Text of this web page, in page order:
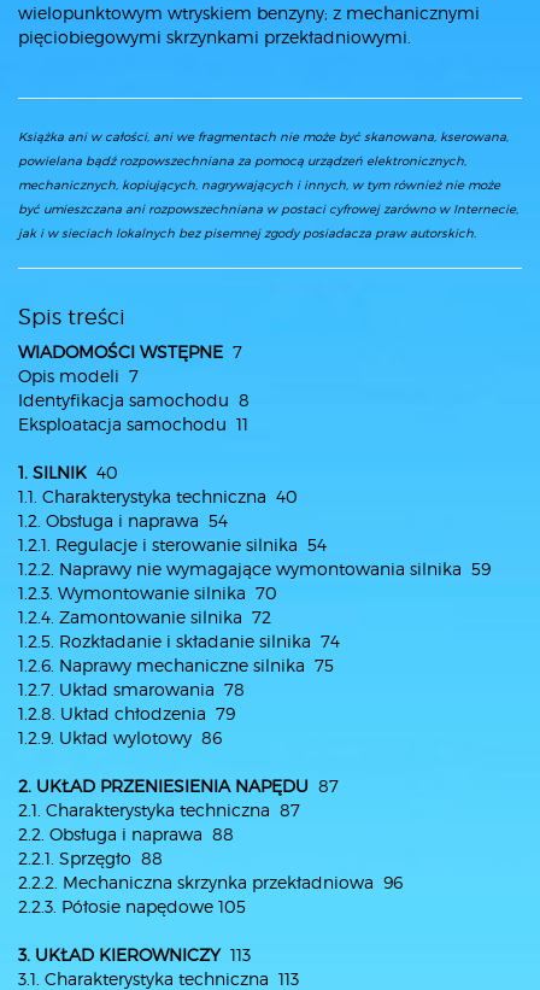
wielopunktowym wtryskiem benzyny; z mechanicznymi
pięciobiegowymi skrzynkami przekładniowymi.
Książka ani w całości, ani we fragmentach nie może być skanowana, kserowana,
powielana bądź rozpowszechniana za pomocą urządzeń elektronicznych,
mechanicznych, kopiujących, nagrywających i innych, w tym również nie może
być umieszczana ani rozpowszechniana w postaci cyfrowej zarówno w Internecie,
jak i w sieciach lokalnych bez pisemnej zgody posiadacza praw autorskich.
Spis treści
WIADOMOŚCI WSTĘPNE 7
Opis modeli 7
Identyfikacja samochodu 8
Eksploatacja samochodu 11
1. SILNIK 40
1.1. Charakterystyka techniczna 40
1.2. Obsługa i naprawa 54
1.2.1. Regulacje i sterowanie silnika 54
1.2.2. Naprawy nie wymagające wymontowania silnika 59
1.2.3. Wymontowanie silnika 70
1.2.4. Zamontowanie silnika 72
1.2.5. Rozkładanie i składanie silnika 74
1.2.6. Naprawy mechaniczne silnika 75
1.2.7. Układ smarowania 78
1.2.8. Układ chłodzenia 79
1.2.9. Układ wylotowy 86
2. UKŁAD PRZENIESIENIA NAPĘDU 87
2.1. Charakterystyka techniczna 87
2.2. Obsługa i naprawa 88
2.2.1. Sprzęgło 88
2.2.2. Mechaniczna skrzynka przekładniowa 96
2.2.3. Półosie napędowe 105
3. UKŁAD KIEROWNICZY113
3.1. Charakterystyka techniczna 113